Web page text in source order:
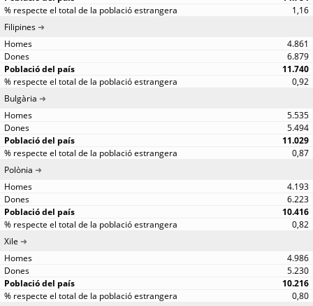
1,16
Filipines
4.861
6.879
11.740
0,92
Bulgària
5.535
5.494
11.029
0,87
Polònia
4.193
6.223
10.416
0,82
Xile
4.986
5.230
10.216
0,80